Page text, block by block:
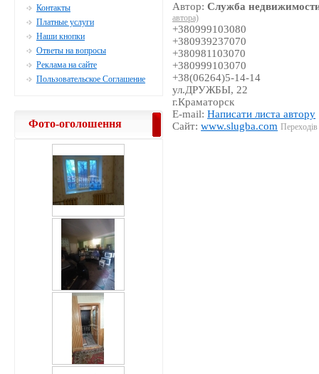
Автор:Служба
автора)
+380999103080
+380939237070
+380981103070
+380999103070
+38(06264)5-14-14
ул.ДРУЖБЫ, 22
г.Краматорск
E-mail:Написати листа автору
Сайт:www.slugba.com
Контакты
Платные услуги
Наши кнопки
Ответы на вопросы
Реклама на сайте
Пользовательское Соглашение
Фото-оголошення